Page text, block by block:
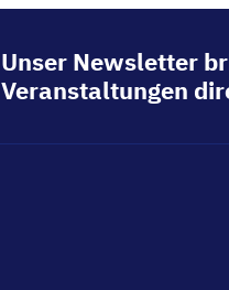
Unser Newsletter
Veranstaltungen